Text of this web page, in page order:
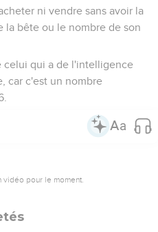
ni vendre sans avoir la
la bête ou le nombre de son
celui qui a de l'intelligence
car c'est un nombre
pour le moment.